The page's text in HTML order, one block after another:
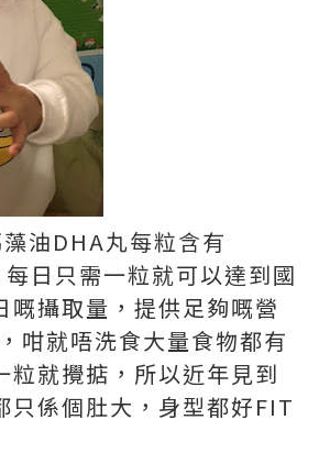
油DHA丸每粒含有
日只需一粒就可以達到國
嘅攝取量，提供足夠嘅營
咁就唔洗食大量食物都有
粒就攪掂，所以近年見到
只係個肚大，身型都好FIT